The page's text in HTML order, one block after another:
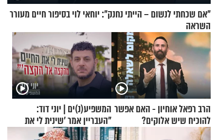
"אם שכחתי לנשום – הייתי נחנק": יוחאי לוי בסיפור חיים מעורר
השראה
הרב רפאל אוחיון - האם אפשר
להוכיח שיש אלוקים?
המשפיע(נ)ים | יוני דוד:
"העבריין אמר 'שינית לי את
החיים מהקצה אל הקצה'"